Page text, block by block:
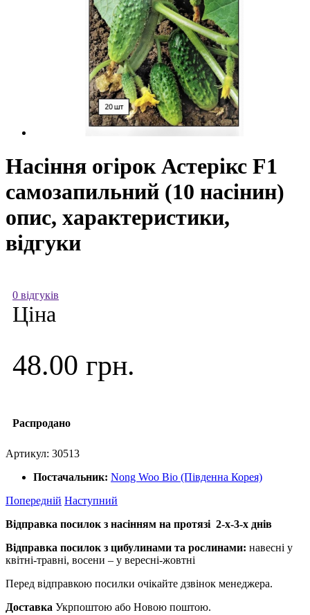
Насіння огірок Астерікс F1
самозапильний (10 насінин)
опис, характеристики,
відгуки
0 відгуків
Ціна
48.00 грн.
Распродано
Артикул: 30513
Постачальник: Nong Woo Bio (Південна Корея)
Попередній Наступний
Відправка посилок з насінням на протязі 2-х-3-х днів
Відправка посилок з цибулинами та рослинами: навесні у
квітні-травні, восени – у вересні-жовтні
Перед відправкою посилки очікайте дзвінок менеджера.
Доставка Укрпоштою або Новою поштою.